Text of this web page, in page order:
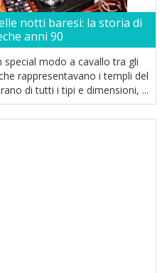
notti baresi: la storia di
anni 90
special modo a cavallo tra gli
rappresentavano i templi del
di tutti i tipi e dimensioni, ...